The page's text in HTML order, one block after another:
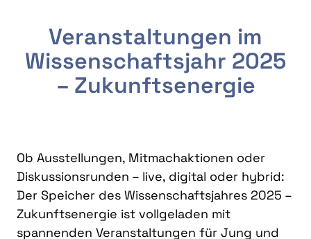
Veranstaltungen im
Wissenschaftsjahr 2025
– Zukunftsenergie
Ob Ausstellungen, Mitmachaktionen oder
Diskussionsrunden – live, digital oder hybrid:
Der Speicher des Wissenschaftsjahres 2025 –
Zukunftsenergie ist vollgeladen mit
spannenden Veranstaltungen für Jung und